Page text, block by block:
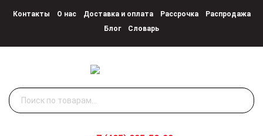
Контакты О нас Доставка и оплата Рассрочка
Распродажа
Блог
Словарь
Искать: